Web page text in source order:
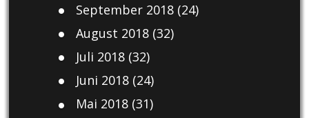
September 2018(24)
August 2018(32)
Juli 2018(32)
Juni 2018(24)
Mai 2018(31)